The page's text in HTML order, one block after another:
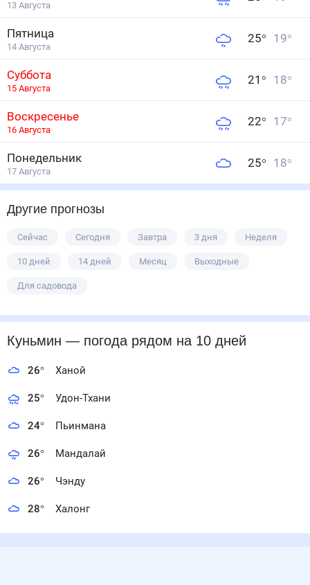
13 Августа
Пятница
14 Августа
25° 19°
Суббота
15 Августа
21 ° 18°
Воскресенье
16 Августа
22° 17°
Понедельник
17 Августа
25° 18°
Другие прогнозы
Сейчас Сегодня Завтра 3 дня Неделя
10 дней 14 дней Месяц Выходные
Для садовода
Куньмин — погода рядомна 10 дней
26° Ханой
25° Удон-Тхани
24° Пьинмана
26° Мандалай
26° Чэнду
28° Халонг